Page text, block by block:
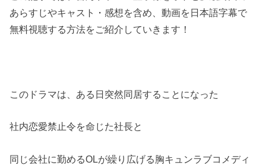
あらすじやキャスト・感想を含め、動画を日本語字幕で
無料視聴する方法をご紹介していきます！
このドラマは、ある日突然同居することになった
社内恋愛禁止令を命じた社長と
同じ会社に勤めるOLが繰り広げる胸キュンラブコメディ